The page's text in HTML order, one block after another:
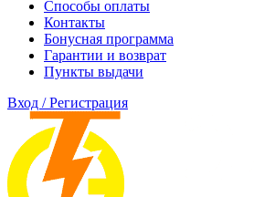
Способы оплаты
Контакты
Бонусная программа
Гарантии и возврат
Пункты выдачи
Вход / Регистрация